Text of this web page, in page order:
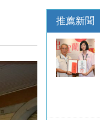
推薦新聞